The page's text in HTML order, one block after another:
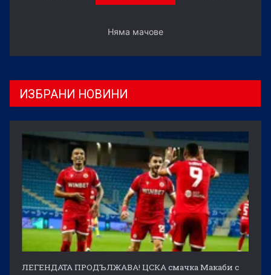
Няма мачове
ИЗБРАНИ НОВИНИ
ЛЕГЕНДАТА ПРОДЪЛЖАВА! ЦСКА смачка Макаби с